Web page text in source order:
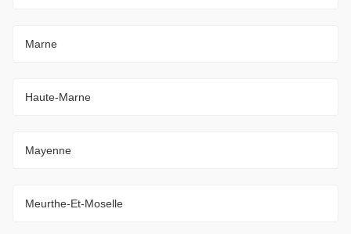
Marne
Haute-Marne
Mayenne
Meurthe-Et-Moselle